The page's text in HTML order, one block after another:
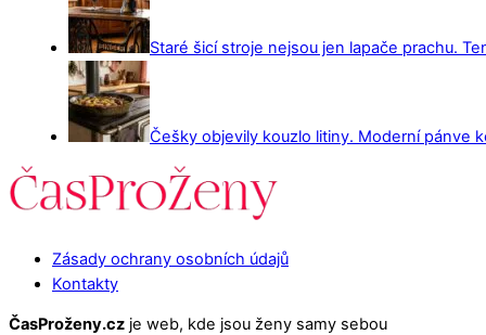
Staré šicí stroje nejsou jen lapače prachu.
Češky objevily kouzlo litiny. Moderní pánve
Zásady ochrany osobních údajů
Kontakty
ČasProženy.cz je web, kde jsou ženy samy sebou